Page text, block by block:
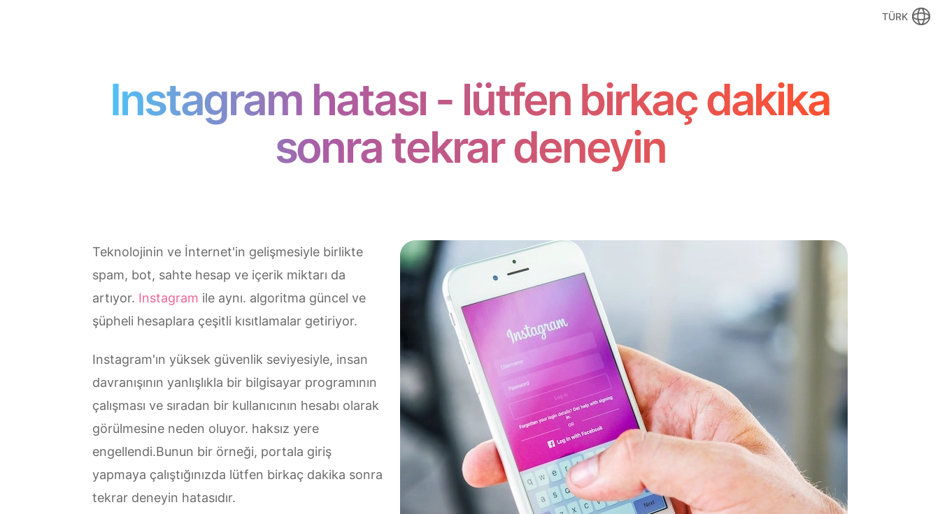
TÜRK
Instagram hatası - lütfen birkaç dakika
sonra tekrar deneyin
Teknolojinin ve İnternet'in gelişmesiyle birlikte
spam, bot, sahte hesap ve içerik miktarı da
artıyor. Instagram ile aynı. algoritma güncel ve
şüpheli hesaplara çeşitli kısıtlamalar getiriyor.
Instagram'ın yüksek güvenlik seviyesiyle, insan
davranışının yanlışlıkla bir bilgisayar programının
çalışması ve sıradan bir kullanıcının hesabı olarak
görülmesine neden oluyor. haksız yere
engellendi.Bunun bir örneği, portala giriş
yapmaya çalıştığınızda lütfen birkaç dakika sonra
tekrar deneyin hatasıdır.